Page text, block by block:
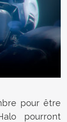
pour être
pourront